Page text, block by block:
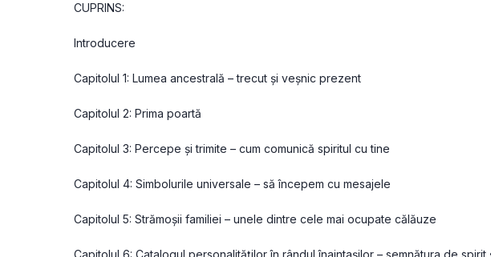
CUPRINS:
Introducere
Capitolul 1: Lumea ancestrală – trecut și veșnic prezent
Capitolul 2: Prima poartă
Capitolul 3: Percepe și trimite – cum comunică spiritul cu tine
Capitolul 4: Simbolurile universale – să începem cu mesajele
Capitolul 5: Strămoșii familiei – unele dintre cele mai ocupate călăuze
Capitolul 6: Catalogul personalităților în rândul înaintașilor – semnătura de spirit